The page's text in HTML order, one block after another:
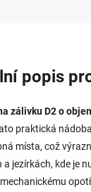
popis
zálivku D2 o
praktická
místa, což
a jezírkách, kde je